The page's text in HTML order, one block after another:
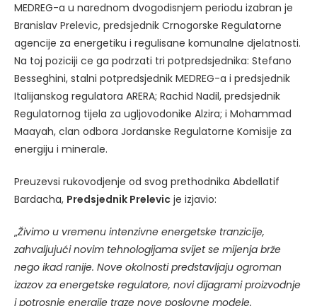
MEDREG-a u narednom dvogodisnjem periodu izabran je
Branislav Prelevic, predsjednik Crnogorske Regulatorne
agencije za energetiku i regulisane komunalne djelatnosti.
Na toj poziciji ce ga podrzati tri potpredsjednika: Stefano
Besseghini, stalni potpredsjednik MEDREG-a i predsjednik
Italijanskog regulatora ARERA; Rachid Nadil, predsjednik
Regulatornog tijela za ugljovodonike Alzira; i Mohammad
Maayah, clan odbora Jordanske Regulatorne Komisije za
energiju i minerale.
Preuzevsi rukovodjenje od svog prethodnika Abdellatif
Bardacha, Predsjednik Prelevic je izjavio:
„Živimo u vremenu intenzivne energetske tranzicije,
zahvaljujući novim tehnologijama svijet se mijenja brže
nego ikad ranije. Nove okolnosti predstavljaju ogroman
izazov za energetske regulatore, novi dijagrami proizvodnje
i potrosnje energije traze nove poslovne modele.